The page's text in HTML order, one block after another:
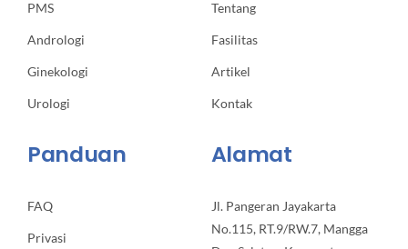
PMS
Andrologi
Ginekologi
Urologi
Tentang
Fasilitas
Artikel
Kontak
Panduan
FAQ
Privasi
Alamat
Jl. Pangeran Jayakarta
No.115, RT.9/RW.7, Mangga